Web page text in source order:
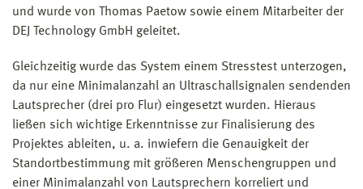
und wurde von Thomas Paetow sowie einem Mitarbeiter der
DEJ Technology GmbH geleitet.
Gleichzeitig wurde das System einem Stresstest unterzogen,
da nur eine Minimalanzahl an Ultraschallsignalen sendenden
Lautsprecher (drei pro Flur) eingesetzt wurden. Hieraus
ließen sich wichtige Erkenntnisse zur Finalisierung des
Projektes ableiten, u. a. inwiefern die Genauigkeit der
Standortbestimmung mit größeren Menschengruppen und
einer Minimalanzahl von Lautsprechern korreliert und